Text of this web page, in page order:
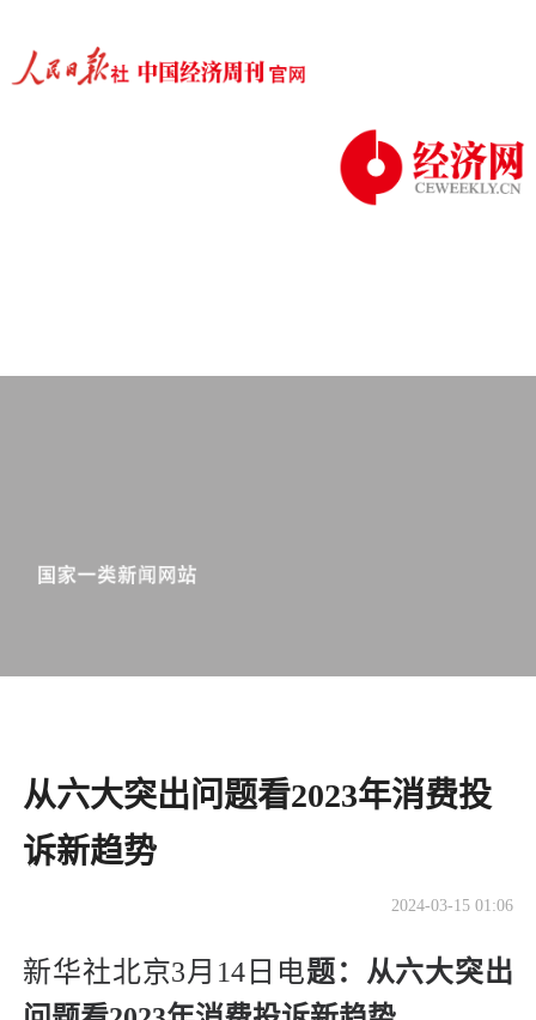
从六大突出问题看2023年消费投
诉新趋势
2024-03-15 01:06
新华社北京3月14日电题：从六大突出